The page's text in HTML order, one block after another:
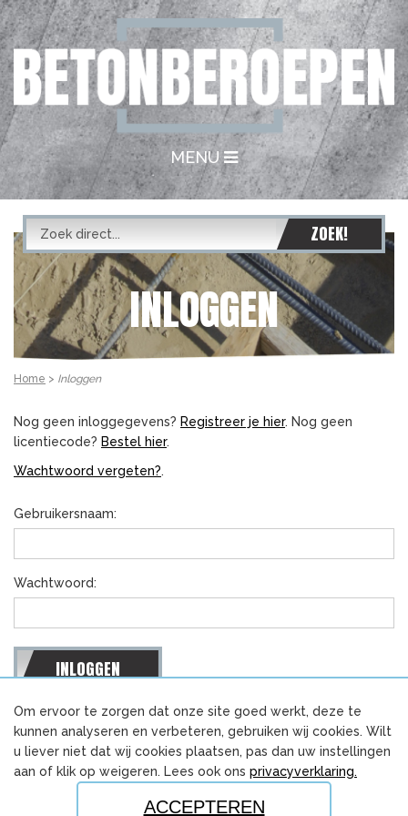
MENU
INLOGGEN
Home > Inloggen
Nog geen inloggegevens? Registreer je hier. Nog geen
licentiecode? Bestel hier.
Wachtwoord vergeten?.
Gebruikersnaam:
Wachtwoord:
DEEL DEZE PAGINA:
Voor meer informatie over de opleiding:
www.concreetonderwijsproducten.nl
Om ervoor te zorgen dat onze site goed werkt, deze te
kunnen analyseren en verbeteren, gebruiken wij cookies. Wilt
u liever niet dat wij cookies plaatsen, pas dan uw instellingen
aan of klik op weigeren. Lees ook ons privacyverklaring.
ACCEPTEREN